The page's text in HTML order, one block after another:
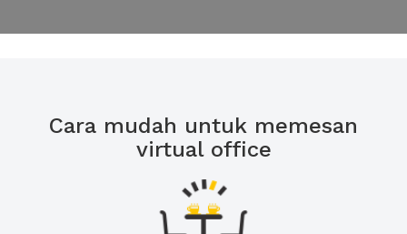
Cara mudah untuk memesan
virtual office